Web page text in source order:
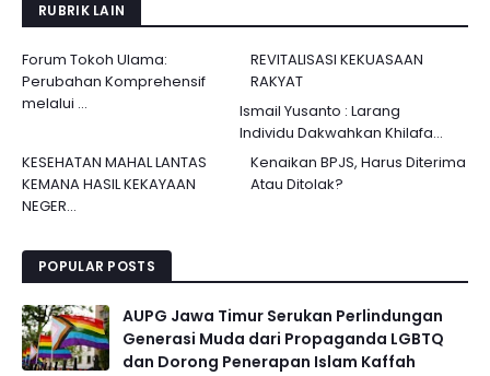
RUBRIK LAIN
Forum Tokoh Ulama:
Perubahan Komprehensif
melalui ...
REVITALISASI KEKUASAAN
RAKYAT
Ismail Yusanto : Larang
Individu Dakwahkan Khilafa...
Kenaikan BPJS, Harus Diterima
Atau Ditolak?
KESEHATAN MAHAL LANTAS
KEMANA HASIL KEKAYAAN
NEGER...
POPULAR POSTS
AUPG Jawa Timur Serukan Perlindungan
Generasi Muda dari Propaganda LGBTQ
dan Dorong Penerapan Islam Kaffah